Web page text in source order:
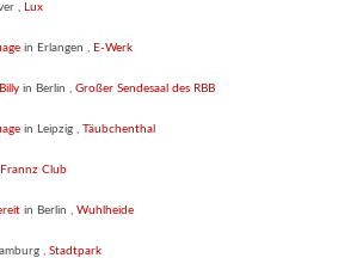
, Lux
in Erlangen , E-Werk
in Berlin , Großer Sendesaal des RBB
in Leipzig , Täubchenthal
Frannz Club
in Berlin , Wuhlheide
, Stadtpark